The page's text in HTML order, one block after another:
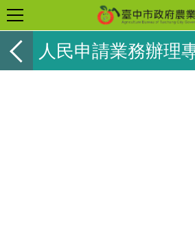
人民申請業務辦理